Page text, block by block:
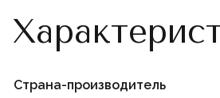
Страна-производитель